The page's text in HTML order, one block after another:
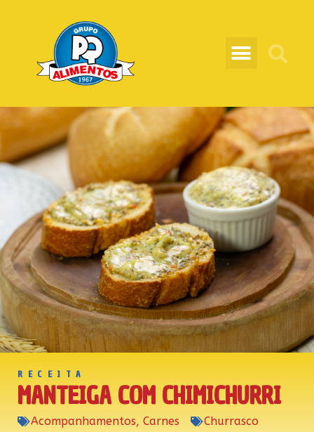
RECEITA
MANTEIGA COM CHIMICHURRI
Acompanhamentos, Carnes
Churrasco